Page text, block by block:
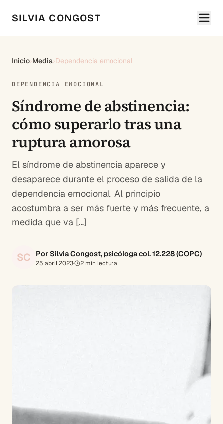
SILVIA CONGOST
Inicio›Media›Dependencia emocional
DEPENDENCIA EMOCIONAL
Síndrome de abstinencia:
cómo superarlo tras una
ruptura amorosa
El síndrome de abstinencia aparece y
desaparece durante el proceso de salida de la
dependencia emocional. Al principio
acostumbra a ser más fuerte y más frecuente, a
medida que va […]
SC Por Silvia Congost, psicóloga col. 12.228 (COPC)
25 abril 2023· 2 min lectura